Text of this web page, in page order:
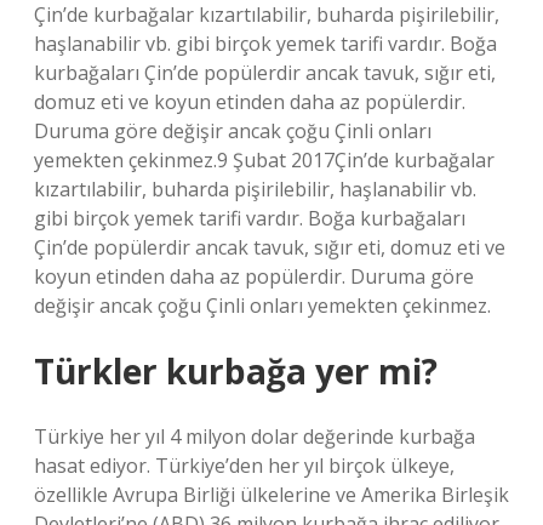
Çin’de kurbağalar kızartılabilir, buharda pişirilebilir,
haşlanabilir vb. gibi birçok yemek tarifi vardır. Boğa
kurbağaları Çin’de popülerdir ancak tavuk, sığır eti,
domuz eti ve koyun etinden daha az popülerdir.
Duruma göre değişir ancak çoğu Çinli onları
yemekten çekinmez.9 Şubat 2017Çin’de kurbağalar
kızartılabilir, buharda pişirilebilir, haşlanabilir vb.
gibi birçok yemek tarifi vardır. Boğa kurbağaları
Çin’de popülerdir ancak tavuk, sığır eti, domuz eti ve
koyun etinden daha az popülerdir. Duruma göre
değişir ancak çoğu Çinli onları yemekten çekinmez.
Türkler kurbağa yer mi?
Türkiye her yıl 4 milyon dolar değerinde kurbağa
hasat ediyor. Türkiye’den her yıl birçok ülkeye,
özellikle Avrupa Birliği ülkelerine ve Amerika Birleşik